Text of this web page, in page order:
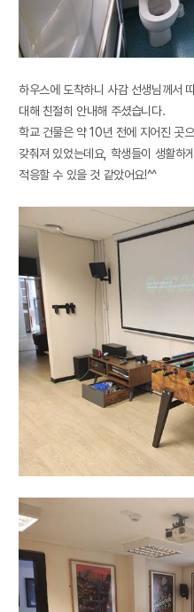
하우스에 도착하니 사감 선생님께서
대해 친절히 안내해 주셨습니다.
학교 건물은 약10년 전에 지어진 곳
갖춰져 있었는데요 학생들이 생활하
적응할 수 있을 것 같았어요!^^